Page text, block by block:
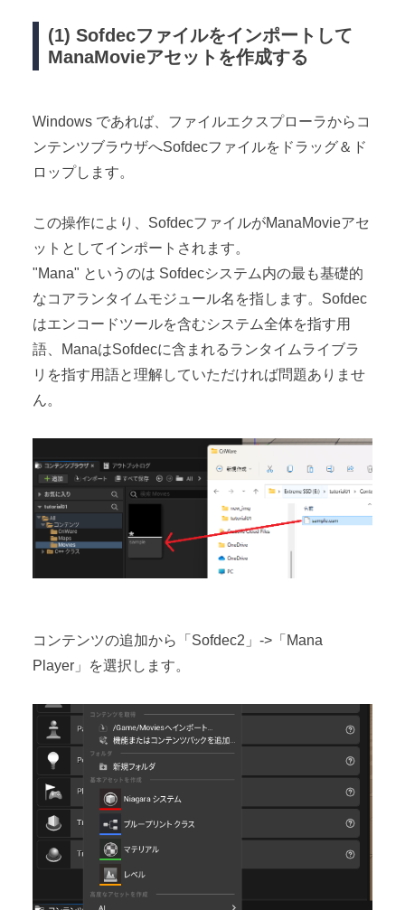
(1) Sofdecファイルをインポートして
ManaMovieアセットを作成する
Windows であれば、ファイルエクスプローラからコ
ンテンツブラウザへSofdecファイルをドラッグ＆ド
ロップします。
この操作により、SofdecファイルがManaMovieアセ
ットとしてインポートされます。
"Mana" というのは Sofdecシステム内の最も基礎的
なコアランタイムモジュール名を指します。Sofdec
はエンコードツールを含むシステム全体を指す用
語、ManaはSofdecに含まれるランタイムライブラ
リを指す用語と理解していただければ問題ありませ
ん。
コンテンツの追加から「Sofdec2」->「Mana
Player」を選択します。